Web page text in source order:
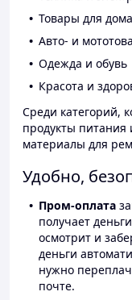
Товары для
Авто- и
Одежда и обувь
Красота и
Среди категорий,
продукты питания
материалы для
Удобно,
Пром-оплата
получает
осмотрит и
деньги
нужно
почте.